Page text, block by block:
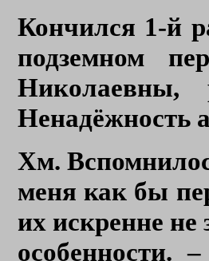
Кончился 1-й
подземном
Николаевны,
Ненадёжность
Хм.
меня как бы
их искренне не
особенности.